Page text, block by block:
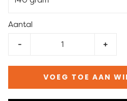
Aantal
- +
VOEG TOE AAN